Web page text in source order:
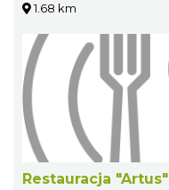
1.68 km
Restauracja "Artus"